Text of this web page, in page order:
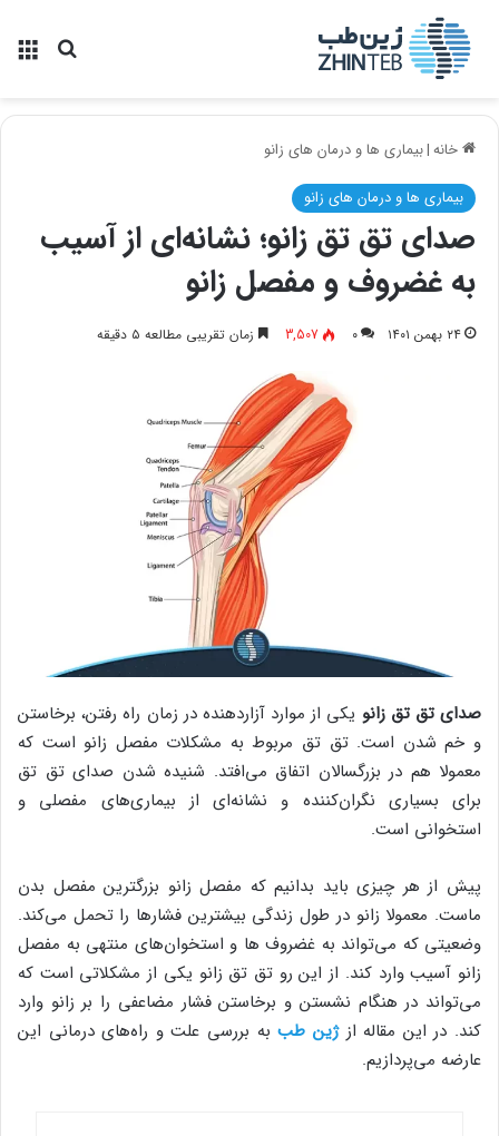
خانه|بیماری ها و درمان های زانو
بیماری ها و درمان های زانو
صدای تق تق زانو؛ نشانه‌ای از آسیب
به غضروف و مفصل زانو
۲۴ بهمن ۱۴۰۱ ۰ 3,507 زمان تقریبی مطالعه ۵ دقیقه
صدای تق تق زانو یکی از موارد آزاردهنده‌ در زمان راه رفتن، برخاستن
و خم شدن است. تق تق مربوط به مشکلات مفصل زانو است که
معمولا هم در بزرگسالان اتفاق می‌افتد. شنیده شدن صدای تق تق
برای بسیاری نگران‌کننده و نشانه‌ای از بیماری‌های مفصلی و
استخوانی است.
پیش از هر چیزی باید بدانیم که مفصل زانو بزرگترین مفصل بدن
ماست. معمولا زانو در طول زندگی بیشترین فشارها را تحمل می‌کند.
وضعیتی که می‌تواند به غضروف ‌ها و استخوان‌های منتهی به مفصل
زانو آسیب وارد کند. از این رو تق تق زانو یکی از مشکلاتی است که
می‌تواند در هنگام نشستن و برخاستن فشار مضاعفی را بر زانو وارد
کند. در این مقاله ازژین طببه بررسی علت و راه‌های درمانی این
عارضه می‌پردازیم.